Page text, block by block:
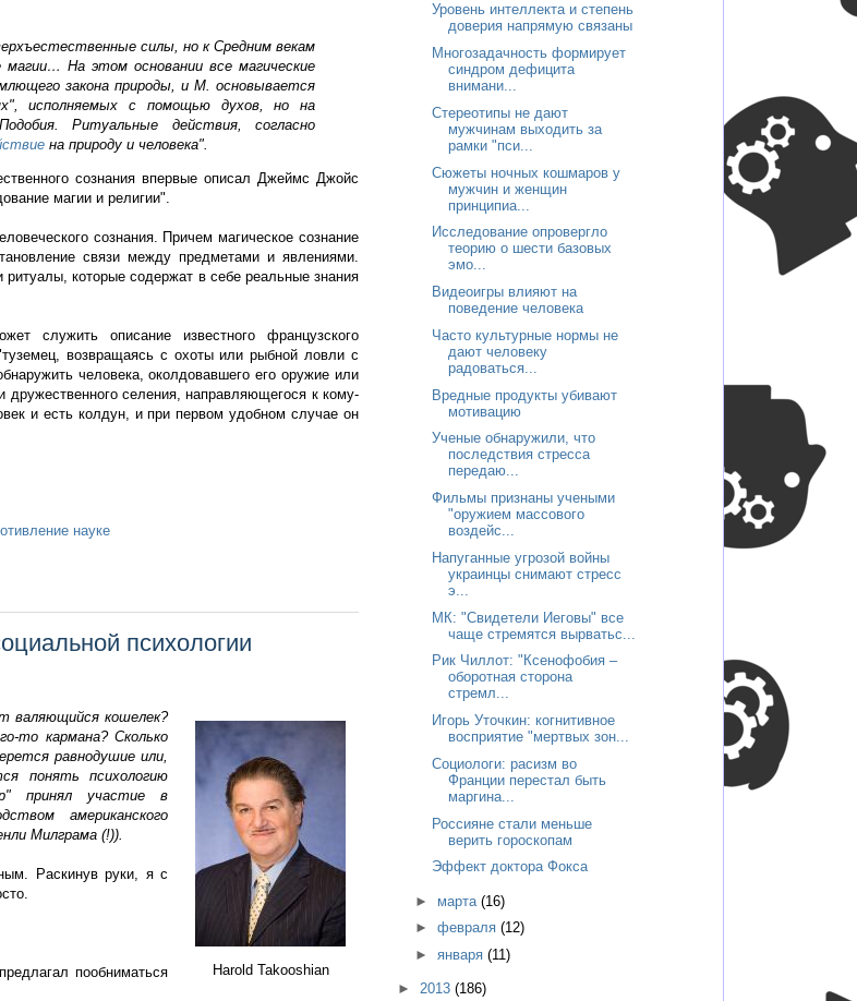
силы, но к Средним векам
магии… На этом основании все магические
закона природы, и М. основывается
исполняемых с помощью духов, но на
Ритуальные действия, согласно
на природу и человека".
сознания впервые описал Джеймс Джойс
магии и религии".
сознания. Причем магическое сознание
связи между предметами и явлениями.
которые содержат в себе реальные знания
служить описание известного французского
возвращаясь с охоты или рыбной ловли с
человека, околдовавшего его оружие или
дружественного селения, направляющегося к кому-
и есть колдун, и при первом удобном случае он
науке
психологии
Harold Takooshian
валяющийся кошелек?
то кармана? Сколько
равнодушие или,
понять психологию
принял участие в
американского
Милграма (!)).
Раскинув руки, я с
пообниматься
Уровень интеллекта и степень
доверия напрямую связаны
Многозадачность формирует
синдром дефицита
внимани...
Стереотипы не дают
мужчинам выходить за
рамки "пси...
Сюжеты ночных кошмаров у
мужчин и женщин
принципиа...
Исследование опровергло
теорию о шести базовых
эмо...
Видеоигры влияют на
поведение человека
Часто культурные нормы не
дают человеку
радоваться...
Вредные продукты убивают
мотивацию
Ученые обнаружили, что
последствия стресса
передаю...
Фильмы признаны учеными
"оружием массового
воздейс...
Напуганные угрозой войны
украинцы снимают стресс
э...
МК: "Свидетели Иеговы" все
чаще стремятся вырватьс...
Рик Чиллот: "Ксенофобия –
оборотная сторона
стремл...
Игорь Уточкин: когнитивное
восприятие "мертвых зон...
Социологи: расизм во
Франции перестал быть
маргина...
Россияне стали меньше
верить гороскопам
Эффект доктора Фокса
► марта (16)
► февраля (12)
► января (11)
► 2013 (186)